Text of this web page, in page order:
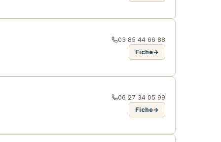
03 85 44 66 88
Fiche→
06 27 34 05 99
Fiche→